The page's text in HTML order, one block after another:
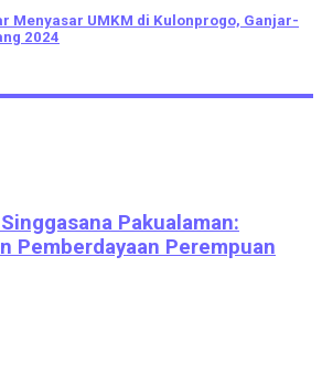
Menyasar UMKM di Kulonprogo, Ganjar-
2024
Pakualaman:
Pemberdayaan Perempuan